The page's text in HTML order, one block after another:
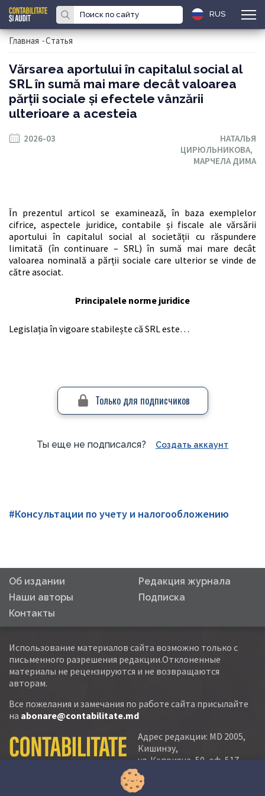
RUS
Главная -Статья
Vărsarea aportului în capitalul social al
SRL în sumă mai mare decât valoarea
părții sociale și efectele vânzării
ulterioare a acesteia
2026-03
НАТАЛЬЯ
ЦИРЮЛЬНИКОВА,
МАРЧЕЛА ДИМА
În prezentul articol se examinează, în baza exemplelor
cifrice, aspectele juridice, contabile și fiscale ale vărsării
aportului în capitalul social al societății cu răspundere
limitată (în continuare – SRL) în sumă mai mare decât
valoarea nominală a părții sociale care ulterior se vinde de
către asociat.
Principalele norme juridice
Legislația în vigoare stabilește că SRL este…
Только для подписчиков
Ты еще не подписался? Создать аккаунт
#Консультации по учету и налогообложению
Об издании
Редакция журнала
Наши авторы
Подписка
Контакты
Использование материалов сайта возможно только с
письменного разрешения редакции.Отклоненные
материалы не рецензируются и не возвращаются
авторам.
Все пожелания и замечания по работе сайта присылайте
на abonare@contabilitate.md
Адрес редакции: MD 2005,
Кишинэу,
ул. Кэприяна, 50, оф. 517-
518
тел.: